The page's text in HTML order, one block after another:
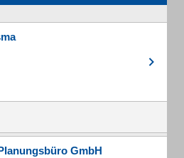
GmbH